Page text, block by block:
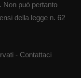
Non può pertanto
della legge n. 62
- Contattaci